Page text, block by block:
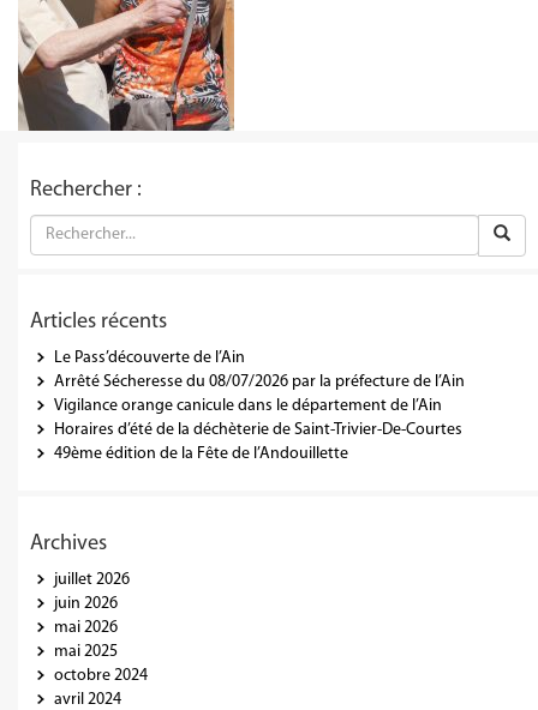
Rechercher :
Articles récents
Le Pass’découverte de l’Ain
Arrêté Sécheresse du 08/07/2026 par la préfecture de l’Ain
Vigilance orange canicule dans le département de l’Ain
Horaires d’été de la déchèterie de Saint-Trivier-De-Courtes
49ème édition de la Fête de l’Andouillette
Archives
juillet 2026
juin 2026
mai 2026
mai 2025
octobre 2024
avril 2024